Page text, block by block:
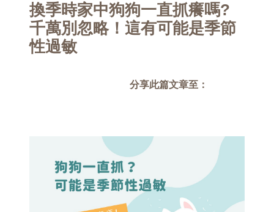
換季時家中狗狗一直抓癢嗎?
千萬別忽略！這有可能是季節
性過敏
分享此篇文章至：